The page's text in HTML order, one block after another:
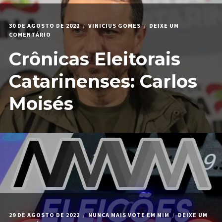
30 DE AGOSTO DE 2022 VINICIUS GOMES
DEIXE UM
COMENTÁRIO
ELEITORAIS
CATARINENSES:
CARLOS
MOISÉS
Crônicas Eleitorais
Catarinenses: Carlos
Moisés
29 DE AGOSTO DE 2022 NUNCA MAIS VOTE EM MIM
DEIXE UM